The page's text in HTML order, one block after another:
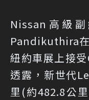
Nissan高級
Pandikuthira
紐約車展上接
透露，新世代
里(約482.8公